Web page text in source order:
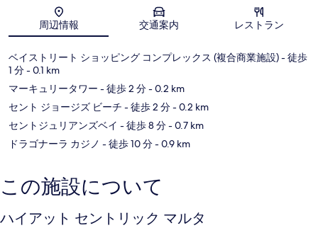
地図
周辺情報 交通案内 レストラン
ベイストリート ショッピング コンプレックス (複合商業施設)- 徒歩
1 分- 0.1 km
マーキュリータワー - 徒歩 2 分- 0.2 km
セント ジョージズ ビーチ - 徒歩 2 分- 0.2 km
セントジュリアンズベイ - 徒歩 8 分- 0.7 km
ドラゴナーラ カジノ - 徒歩 10 分- 0.9 km
この施設について
ハイアット セントリック マルタ